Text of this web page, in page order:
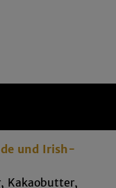
in Irish-
Zutaten
oder
Feuer und
und Irish-
Kakaobutter,